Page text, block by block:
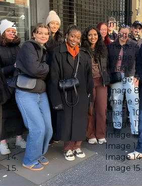
Image 1
Image 2
Image 3
Image 4
Image 5
Image 6
Image 7
Image 8
Image 9
Image 10
Image 11
Image 12
Image 13
Image 14
Image 15